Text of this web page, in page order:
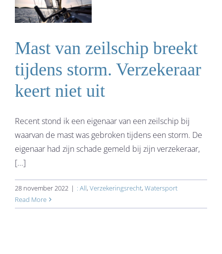
Mast van zeilschip breekt
tijdens storm. Verzekeraar
keert niet uit
Recent stond ik een eigenaar van een zeilschip bij
waarvan de mast was gebroken tijdens een storm. De
eigenaar had zijn schade gemeld bij zijn verzekeraar,
[...]
28 november 2022 | : All, Verzekeringsrecht, Watersport
Read More